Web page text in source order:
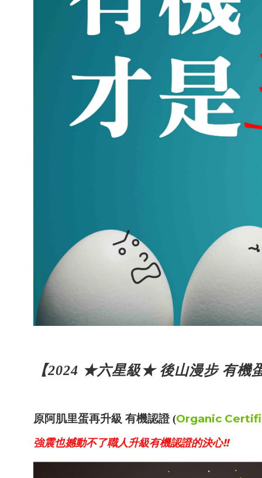
【2024 ★六星級★ 後山漫步 有機
原阿肌里蛋再升級 有機認證 (Organic
強震也撼動不了職人升級有機認證的決心!!